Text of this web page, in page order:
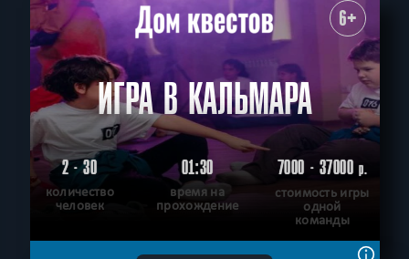
6+
ИГРА В КАЛЬМАРА
2 - 30
количество
человек
01:30
время на
прохождение
7000 - 37000р.
стоимость игры
одной
команды